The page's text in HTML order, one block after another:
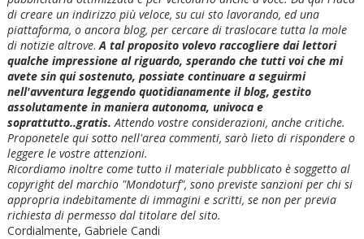
di creare un indirizzo più veloce, su cui sto lavorando, ed una
piattaforma, o ancora blog, per cercare di traslocare tutta la mole
di notizie altrove.A tal proposito volevo raccogliere dai lettori
qualche impressione al riguardo, sperando che tutti voi che mi
avete sin qui sostenuto, possiate continuare a seguirmi
nell'avventura leggendo quotidianamente il blog, gestito
assolutamente in maniera autonoma, univoca e
soprattutto..gratis. Attendo vostre considerazioni, anche critiche.
Proponetele qui sotto nell'area commenti, sarò lieto di rispondere o
leggere le vostre attenzioni.
Ricordiamo inoltre come tutto il materiale pubblicato è soggetto al
copyright del marchio "Mondoturf", sono previste sanzioni per chi si
appropria indebitamente di immagini e scritti, se non per previa
richiesta di permesso dal titolare del sito.
Cordialmente, Gabriele Candi